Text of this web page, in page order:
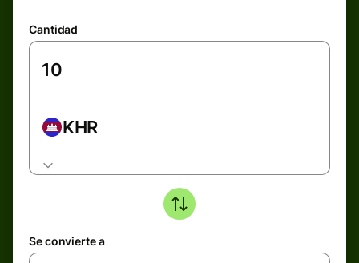
Cantidad
KHR
Se convierte a